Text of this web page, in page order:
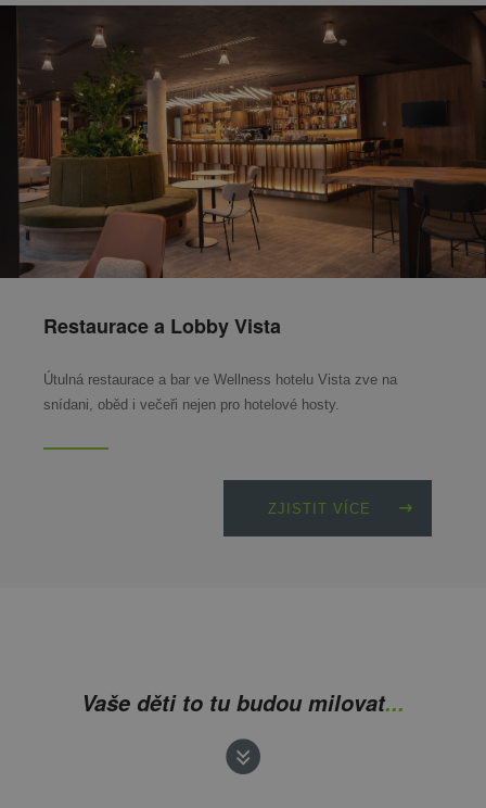
Restaurace a Lobby Vista
Útulná restaurace a bar ve Wellness hotelu Vista zve na
snídani, oběd i večeři nejen pro hotelové hosty.
ZJISTIT VÍCE
Vaše děti to tu budou milovat...